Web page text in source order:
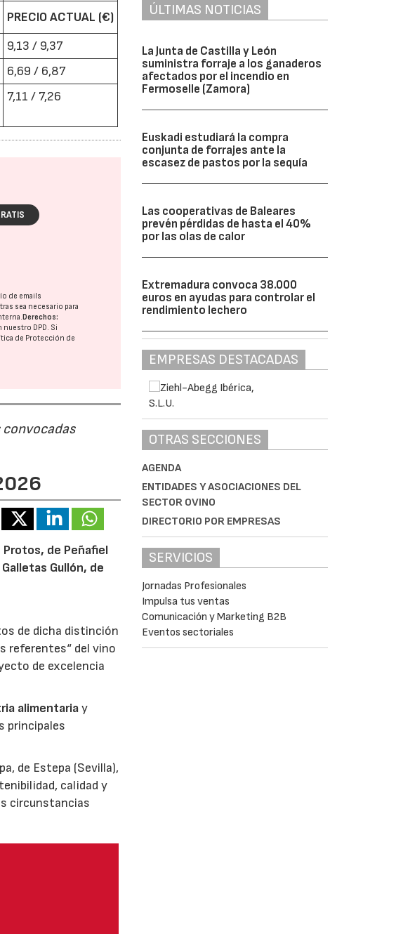
PRECIO ACTUAL (€)
9,13 / 9,37
6,69 / 6,87
7,11 / 7,26
de emails
sea necesario para
Derechos:
DPD. Si
de Protección de
Protos, de Peñafiel
Gullón, de
de dicha distinción
referentes“ del vino
de excelencia
alimentariay
principales
de Estepa (Sevilla),
calidad y
circunstancias
ÚLTIMAS NOTICIAS
La Junta de Castilla y León
suministra forraje a los ganaderos
afectados por el incendio en
Fermoselle (Zamora)
Euskadi estudiará la compra
conjunta de forrajes ante la
escasez de pastos por la sequía
Las cooperativas de Baleares
prevén pérdidas de hasta el 40%
por las olas de calor
Extremadura convoca 38.000
euros en ayudas para controlar el
rendimiento lechero
EMPRESAS DESTACADAS
OTRAS SECCIONES
AGENDA
ENTIDADES Y ASOCIACIONES DEL
SECTOR OVINO
DIRECTORIO POR EMPRESAS
SERVICIOS
Jornadas Profesionales
Impulsa tus ventas
Comunicación y Marketing B2B
Eventos sectoriales